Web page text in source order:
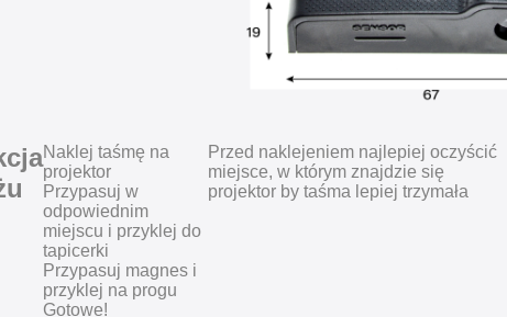
Naklej taśmę na
projektor
Przypasuj w
odpowiednim
miejscu i przyklej do
tapicerki
Przypasuj magnes i
przyklej na progu
Gotowe!
Przed naklejeniem najlepiej oczyścić
miejsce, w którym znajdzie się
projektor by taśma lepiej trzymała